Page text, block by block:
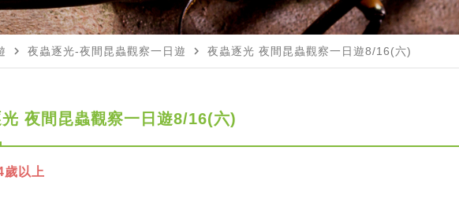
navigate_next 夜蟲逐光-夜間昆蟲觀察一日遊 navigate_next 夜蟲逐光 夜間昆蟲觀察一日遊8/16(六)
夜間昆蟲觀察一日遊8/16(六)
歲以上